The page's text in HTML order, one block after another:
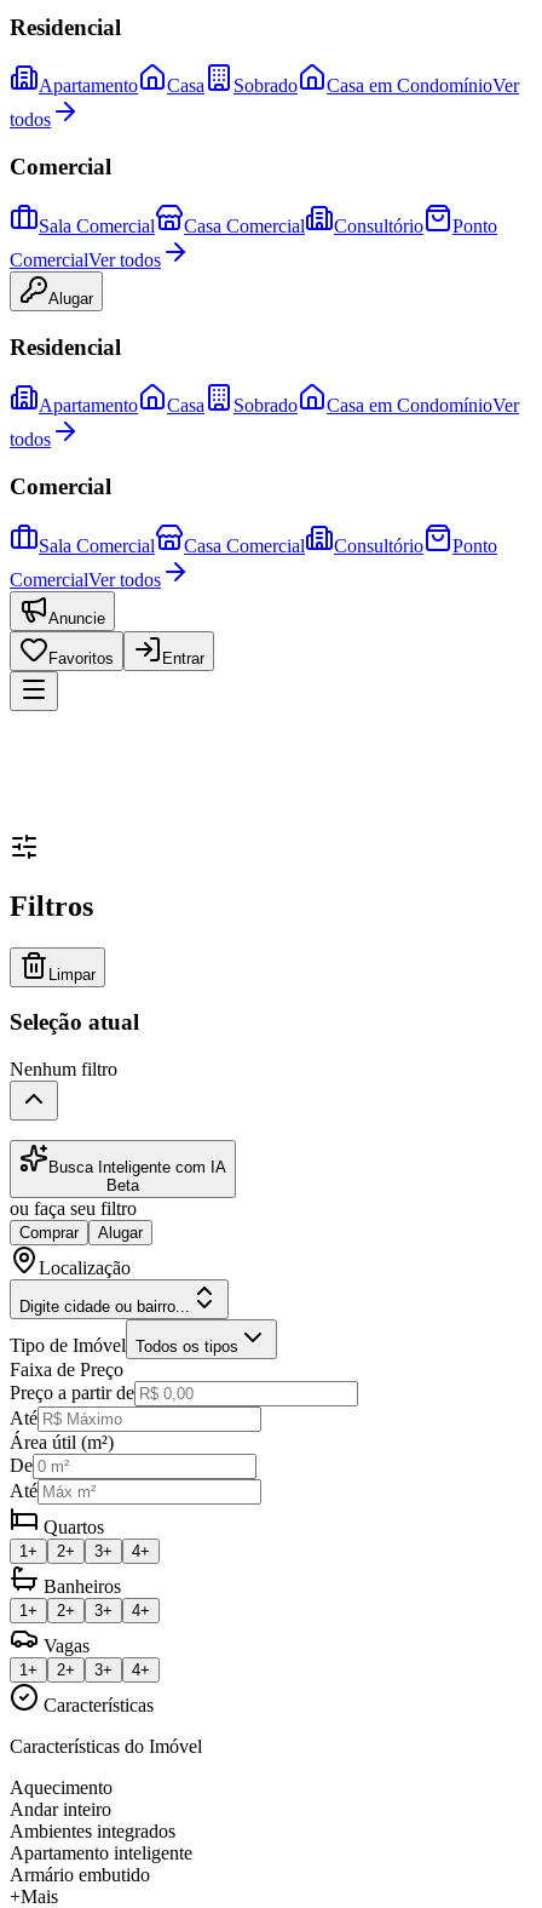
Residencial
Apartamento Casa Sobrado Casa em CondomínioVer
todos
Comercial
Sala Comercial Casa Comercial Consultório
Ponto
ComercialVer todos
Alugar
Residencial
Apartamento Casa Sobrado Casa em CondomínioVer
todos
Comercial
Sala Comercial Casa Comercial Consultório
Ponto
ComercialVer todos
Anuncie
Favoritos Entrar
Filtros
Limpar
Seleção atual
Nenhum filtro
Busca Inteligente com IA
Beta
ou faça seu filtro
Comprar Alugar
Localização
Digite cidade ou bairro...
Tipo de Imóvel Todos os tipos
Faixa de Preço
Preço a partir de
Até
Área útil (m²)
De
Até
Quartos
1+ 2+ 3+ 4+
Banheiros
1+ 2+ 3+ 4+
Vagas
1+ 2+ 3+ 4+
Características
Características do Imóvel
Aquecimento
Andar inteiro
Ambientes integrados
Apartamento inteligente
Armário embutido
+Mais